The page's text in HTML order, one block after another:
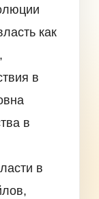
как
в
в
в